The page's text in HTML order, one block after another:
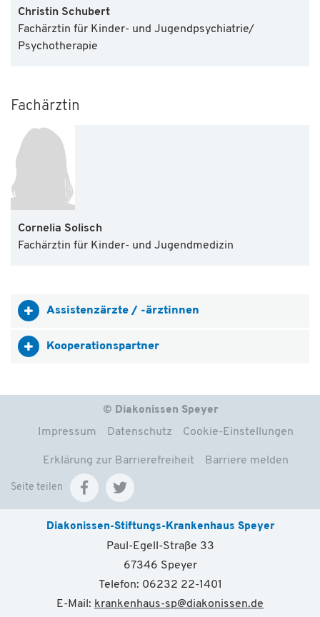
Christin Schubert
Fachärztin für Kinder- und Jugendpsychiatrie/
Psychotherapie
Fachärztin
Cornelia Solisch
Fachärztin für Kinder- und Jugendmedizin
Assistenzärzte / -ärztinnen
Kooperationspartner
© Diakonissen Speyer
Impressum Datenschutz Cookie-Einstellungen
Erklärung zur Barrierefreiheit Barriere melden
Seite teilen
Diakonissen-Stiftungs-Krankenhaus Speyer
Paul-Egell-Straße 33
67346 Speyer
Telefon: 06232 22-1401
E-Mail: krankenhaus-sp@diakonissen.de